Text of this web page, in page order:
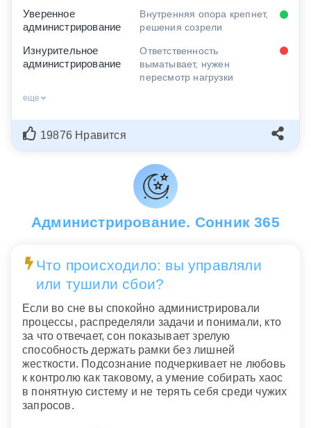
Уверенное
администрирование
Внутренняя опора крепнет,
решения созрели
Изнурительное
администрирование
Ответственность
выматывает, нужен
пересмотр нагрузки
еще
19876 Нравится
Администрирование. Сонник 365
Что происходило: вы управляли
или тушили сбои?
Если во сне вы спокойно администрировали
процессы, распределяли задачи и понимали, кто
за что отвечает, сон показывает зрелую
способность держать рамки без лишней
жесткости. Подсознание подчеркивает не любовь
к контролю как таковому, а умение собирать хаос
в понятную систему и не терять себя среди чужих
запросов.